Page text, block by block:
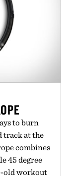
to burn
track at the
combines
45 degree
old workout